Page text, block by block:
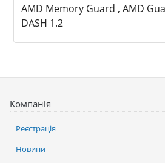
AMD Memory Guard , AMD
DASH 1.2
Компанія
Реєстрація
Новини